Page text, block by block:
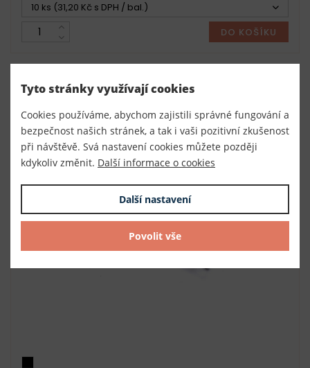
10 ks (31,20 Kč s DPH / bal.)
DO KOŠÍKU
NOVINKA
Tyto stránky využívají cookies
Cookies používáme, abychom zajistili správné fungování a
bezpečnost našich stránek, a tak i vaši pozitivní zkušenost
při návštěvě. Svá nastavení cookies můžete později
kdykoliv změnit. Další informace o cookies
Další nastavení
Povolit vše